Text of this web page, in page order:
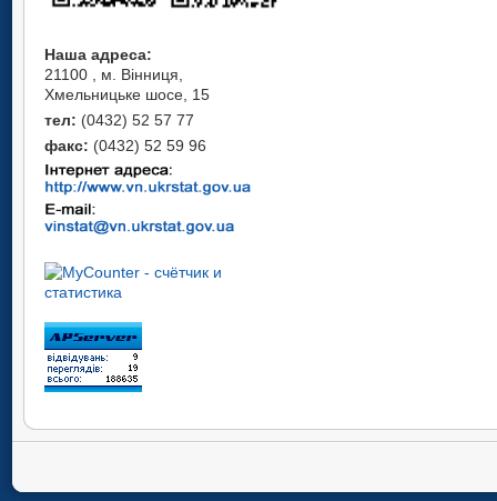
Наша адреса:
21100 , м. Вінниця,
Хмельницьке шосе, 15
тел: (0432) 52 57 77
факс: (0432) 52 59 96